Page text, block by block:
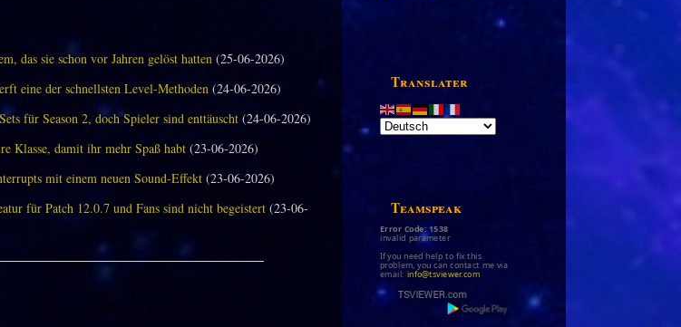
Translater
Teamspeak
Error Code: 1538
invalid parameter
If you need help to fix this
problem, you can contact me via
email: info@tsviewer.com
das sie schon vor Jahren gelöst hatten(25-06-2026)
eine der schnellsten Level-Methoden(24-06-2026)
für Season 2, doch Spieler sind enttäuscht(24-06-2026)
Klasse, damit ihr mehr Spaß habt(23-06-2026)
mit einem neuen Sound-Effekt(23-06-2026)
für Patch 12.0.7 und Fans sind nicht begeistert(23-06-